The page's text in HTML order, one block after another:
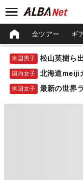
全ツアー ギ
米国男子
国内女子 北海道meiji
米国女子 最新の世界